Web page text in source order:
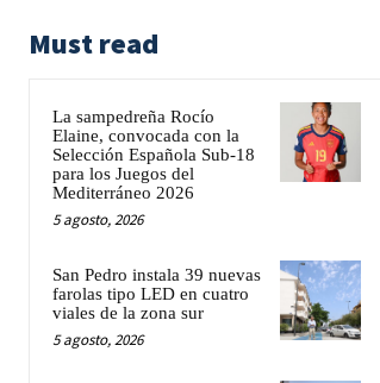
Must read
La sampedreña Rocío
Elaine, convocada con la
Selección Española Sub-18
para los Juegos del
Mediterráneo 2026
5 agosto, 2026
San Pedro instala 39 nuevas
farolas tipo LED en cuatro
viales de la zona sur
5 agosto, 2026